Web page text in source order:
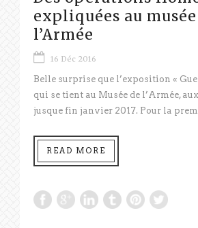
expliquées au musée
l’Armée
16 Déc 2016
Belle surprise que l’exposition «
qui se tient au Musée de l’Armée,
jusque fin janvier 2017. Pour la
READ MORE